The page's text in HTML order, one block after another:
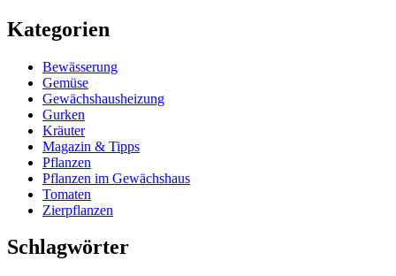
Kategorien
Bewässerung
Gemüse
Gewächshausheizung
Gurken
Kräuter
Magazin & Tipps
Pflanzen
Pflanzen im Gewächshaus
Tomaten
Zierpflanzen
Schlagwörter